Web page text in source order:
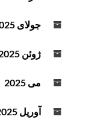
جولای 2025
ژوئن 2025
می 2025
آوریل 2025